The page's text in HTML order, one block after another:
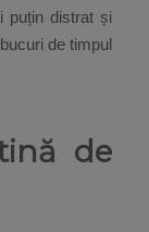
puțin distrat și
de timpul
de